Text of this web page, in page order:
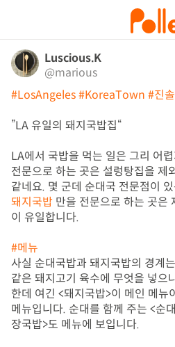
Luscious.K
@marious
#LosAngeles#KoreaTown #진
”LA 유일의 돼지국밥집“
LA에서 국밥을 먹는 일은 그리 어
전문으로 하는 곳은 설렁탕집을 제
같네요. 몇 군데 순대국 전문점이
돼지국밥 만을 전문으로 하는 곳은
이 유일합니다.
#메뉴
사실 순대국밥과 돼지국밥의 경계
같은 돼지고기 육수에 무엇을 넣으
한데 여긴 <돼지국밥>이 메인 메뉴
메뉴입니다. 순대를 함께 주는 <순
장국밥>도 메뉴에 보입니다.